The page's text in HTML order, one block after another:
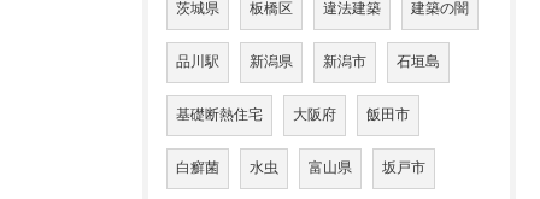
茨城県 板橋区 違法建築 建築の闇
品川駅 新潟県 新潟市 石垣島
基礎断熱住宅 大阪府 飯田市
白癬菌 水虫 富山県 坂戸市